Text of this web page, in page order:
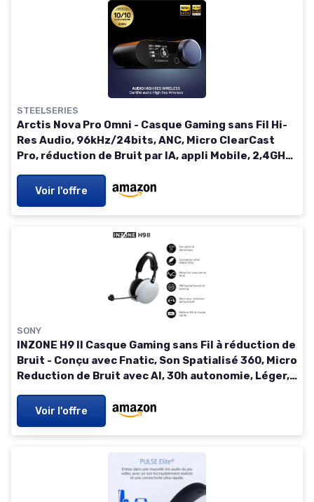
STEELSERIES
Arctis Nova Pro Omni - Casque Gaming sans Fil Hi-
Res Audio, 96kHz/24bits, ANC, Micro ClearCast
Pro, réduction de Bruit par IA, appli Mobile, 2,4GHz
OMNI Midnight
Voir l'offre
SONY
INZONE H9 II Casque Gaming sans Fil à réduction de
Bruit - Conçu avec Fnatic, Son Spatialisé 360, Micro
Reduction de Bruit avec AI, 30h autonomie, Léger,
INZONE H9II
Voir l'offre